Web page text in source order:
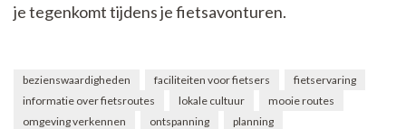
je tegenkomt tijdens je fietsavonturen.
bezienswaardigheden faciliteiten voor fietsers
fietservaring
informatie over fietsroutes
lokale cultuur
mooie routes
omgeving verkennen
ontspanning
planning